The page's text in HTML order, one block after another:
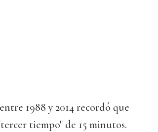
1988 y 2014 recordó que
tiempo" de 15 minutos.